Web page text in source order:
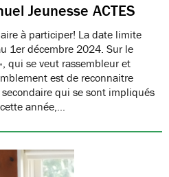
Jeunesse ACTES
à participer! La date limite
1er décembre 2024. Sur le
», qui se veut rassembleur et
est de reconnaitre
qui se sont impliqués
année,…